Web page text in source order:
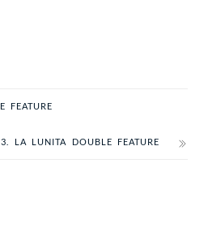
FEATURE
3. LA LUNITA DOUBLE FEATURE